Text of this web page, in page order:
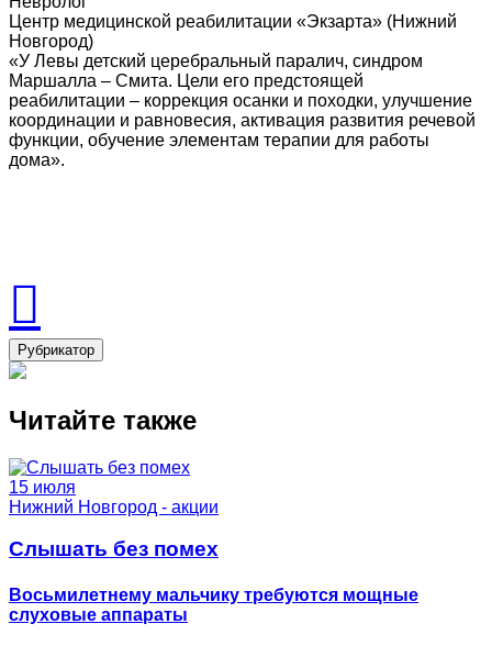
Центр медицинской реабилитации «Экзарта» (Нижний
Новгород)
«У Левы детский церебральный паралич, синдром
Маршалла – Смита. Цели его предстоящей
реабилитации – коррекция осанки и походки, улучшение
координации и равновесия, активация развития речевой
функции, обучение элементам терапии для работы
дома».
Рубрикатор
Читайте также
15 июля
Нижний Новгород - акции
Слышать без помех
Восьмилетнему мальчику требуются мощные
слуховые аппараты